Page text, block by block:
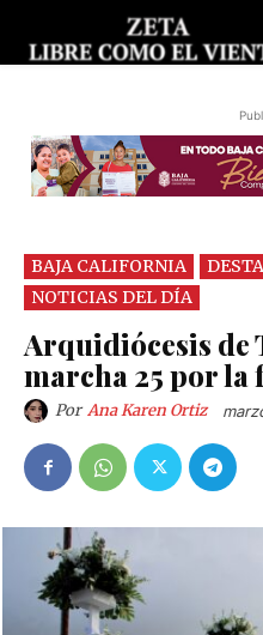
BAJA CALIFORNIA
NOTICIAS DEL DÍA
Arquidiócesis de
marcha 25 por la
Por Ana Karen Ortiz